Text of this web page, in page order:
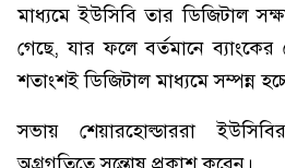
মাধ্যমে ইউসিবি তার ডিজিটাল
গেছে, যার ফলে বর্তমানে
শতাংশই ডিজিটাল মাধ্যমে সম্পন্ন
সভায় শেয়ারহোল্ডাররা